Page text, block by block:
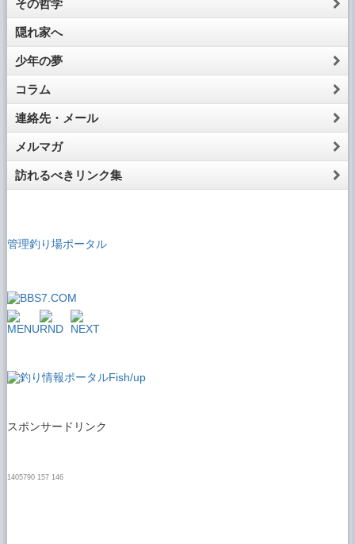
その哲学
隠れ家へ
少年の夢
コラム
連絡先・メール
メルマガ
訪れるべきリンク集
管理釣り場ポータル
スポンサードリンク
1405790 157 146